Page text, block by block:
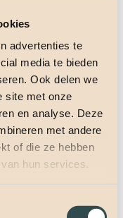
advertenties te
media te bieden
Ook delen we
site met onze
en analyse. Deze
met andere
of die ze hebben
hun services.